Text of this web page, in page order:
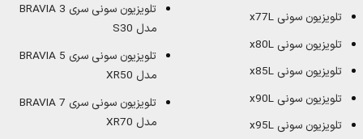
تلویزیون سونی x77L
تلویزیون سونی x80L
تلویزیون سونی x85L
تلویزیون سونی x90L
تلویزیون سونی x95L
تلویزیون سونی سری BRAVIA 3
مدل S30
تلویزیون سونی سری BRAVIA 5
مدل XR50
تلویزیون سونی سری BRAVIA 7
مدل XR70